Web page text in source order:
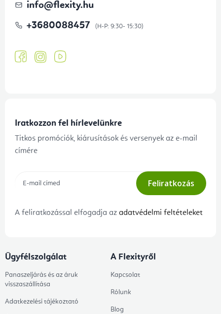
info@flexity.hu
+3680088457
Iratkozzon fel hírlevelünkre
Titkos promóciók, kiárusítások és versenyek az e-mail
címére
Feliratkozás
A feliratkozással elfogadja az adatvédelmi feltételeket
Ügyfélszolgálat
Panaszeljárás és az áruk
visszaszállítása
Adatkezelési tájékoztató
A Flexityről
Kapcsolat
Rólunk
Blog